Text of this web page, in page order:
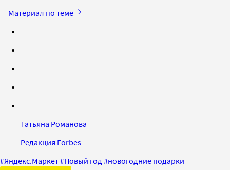
Материал по теме
Татьяна Романова
Редакция Forbes
#Яндекс.Маркет#Новый год #новогодние подарки